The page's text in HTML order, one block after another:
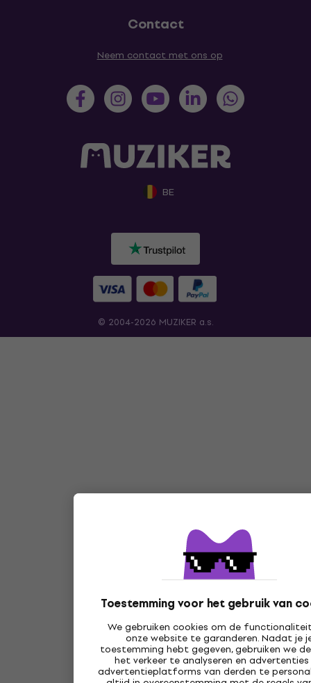
Toestemming voor het gebruik van
We gebruiken cookies om de
onze website te garanderen. Nadat je
toestemming hebt gegeven, gebruiken we
het verkeer te analyseren en
advertentieplatforms van derden te
Contact
Neem contact met ons op
BE
© 2004-2026 MUZIKER a.s.